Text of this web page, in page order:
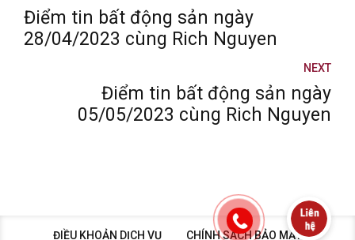
Điểm tin bất động sản ngày
28/04/2023 cùng Rich Nguyen
NEXT
Điểm tin bất động sản ngày
05/05/2023 cùng Rich Nguyen
ĐIỀU KHOẢN DỊCH VỤ CHÍNH SÁCH BẢO MẬT